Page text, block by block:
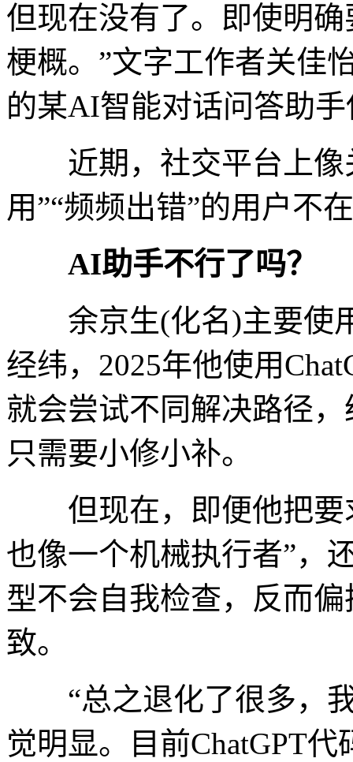
但现在没有了。即使明
梗概。”文字工作者关佳
的某AI智能对话问答助
近期，社交平台上像
用”“频频出错”的用户不
AI助手不行了吗？
余京生(化名)主要使
经纬，2025年他使用
就会尝试不同解决路径
只需要小修小补。
但现在，即便他把要
也像一个机械执行者”，
型不会自我检查，反而
致。
“总之退化了很多，我
觉明显。目前ChatGPT